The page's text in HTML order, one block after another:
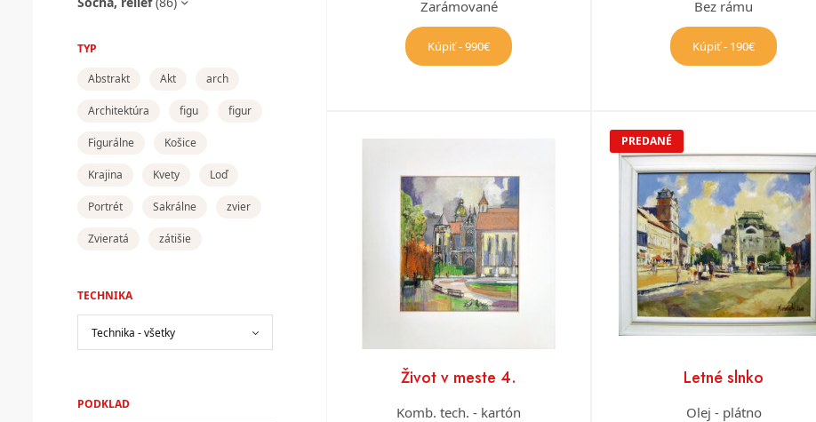
TYP
Abstrakt
Akt arch
Architektúra figu figur
Figurálne Košice
Krajina Kvety Loď
Portrét Sakrálne zvier
Zvieratá zátišie
TECHNIKA
PODKLAD
Zarámované
Kúpiť - 990€
Bez rámu
Kúpiť - 190€
Život v meste 4.
Komb. tech. - kartón
PREDANÉ
Letné slnko
Olej - plátno